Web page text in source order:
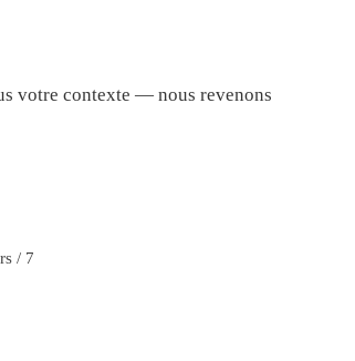
votre contexte — nous revenons
/ 7